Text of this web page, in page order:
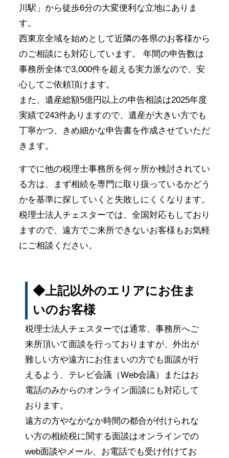
川駅」から徒歩6分の大変便利な立地にありま
す。
西東京全域を始めとして近隣の各県のお客様から
のご相談にも対応しています。 年間の申告数は
事務所全体で3,000件を超える実力派なので、安
心してご依頼頂けます。
また、遺産総額5億円以上の申告相談は2025年度
実績で243件ありますので、遺産が大きい方でも
丁寧かつ、きめ細かな申告書を作成させていただ
きます。
すでに他の税理士事務所を何ヶ所か検討されてい
る方は、まず相続を専門に取り扱っているかどう
かを基準に探していくと失敗しにくくなります。
税理士法人チェスターでは、全国対応もしており
ますので、遠方でご来所できないお客様もお気軽
にご相談ください。
◆上記以外のエリアにお住ま
いのお客様
税理士法人チェスターでは通常、事務所へご
来所頂いて面談を行っておりますが、外出が
難しい方や遠方にお住まいの方でも面談が行
えるよう、テレビ会議（Web会議）またはお
電話のみからのオンライン面談にも対応して
おります。
遠方の方やなかなか時間の都合が付けられな
い方の相続税に関する面談はオンラインでの
web面談やメール、お電話でも受け付けてお